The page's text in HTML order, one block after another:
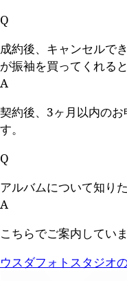
Q
成約後、キャンセルで
が振袖を買ってくれる
A
契約後、3ヶ月以内の
す。
Q
アルバムについて知りた
A
こちらでご案内していま
ウスダフォトスタジオ